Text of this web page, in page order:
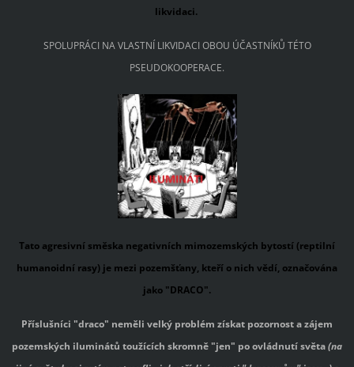
likvidaci.
SPOLUPRÁCI NA VLASTNÍ LIKVIDACI OBOU ÚČASTNÍKŮ TÉTO
PSEUDOKOOPERACE.
Tato agresivní směska negativních mimozemských bytostí (reptilní
humanoidní rasy) je mezi pozemšťany, kteří o nich vědí, označována
jako "DRACO".
Příslušníci "draco" neměli velký problém získat pozornost a zájem
pozemských iluminátů toužících skromně "jen" po ovládnutí světa(na